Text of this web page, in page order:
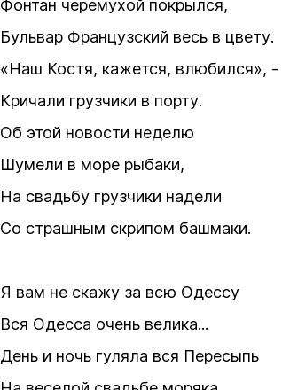
Фонтан черемухой покрылся,
Бульвар Французский весь в цвету.
«Наш Костя, кажется, влюбился», -
Кричали грузчики в порту.
Об этой новости неделю
Шумели в море рыбаки,
На свадьбу грузчики надели
Со страшным скрипом башмаки.
Я вам не скажу за всю Одессу
Вся Одесса очень велика...
День и ночь гуляла вся Пересыпь